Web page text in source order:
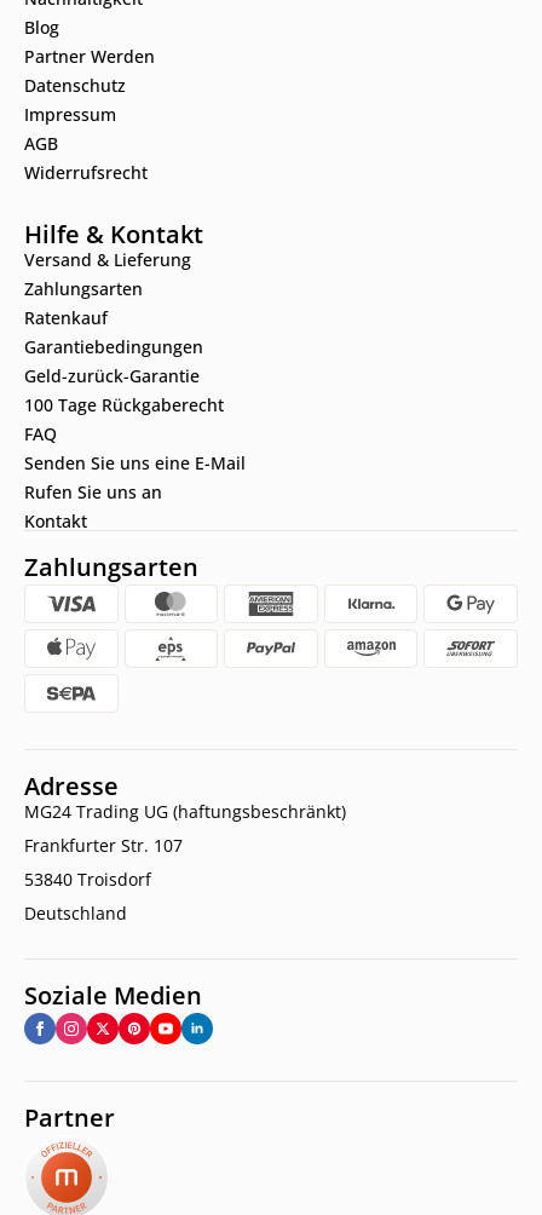
Blog
Partner Werden
Datenschutz
Impressum
AGB
Widerrufsrecht
Hilfe & Kontakt
Versand & Lieferung
Zahlungsarten
Ratenkauf
Garantiebedingungen
Geld-zurück-Garantie
100 Tage Rückgaberecht
FAQ
Senden Sie uns eine E-Mail
Rufen Sie uns an
Kontakt
Zahlungsarten
Adresse
MG24 Trading UG (haftungsbeschränkt)
Frankfurter Str. 107
53840 Troisdorf
Deutschland
Soziale Medien
Partner